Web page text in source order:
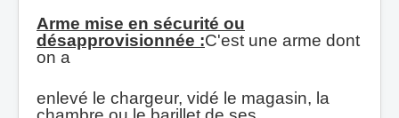
Arme mise en sécurité ou
désapprovisionnée :C'est une arme dont
on a
enlevé le chargeur, vidé le magasin, la